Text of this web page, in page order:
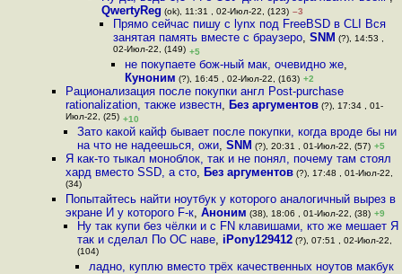
QwertyReg (ok), 11:31 , 02-Июл-22, (123) –3
Прямо сейчас пишу с lynx под FreeBSD в CLI Вся
занятая память вместе с браузеро, SNM (?), 14:53 ,
02-Июл-22, (149) +5
не покупаете бож-ный мак, очевидно же,
Куноним (?), 16:45 , 02-Июл-22, (163) +2
Рационализация после покупки англ Post-purchase
rationalization, также известн, Без аргументов(?), 17:34 , 01-
Июл-22, (25) +10
Зато какой кайф бывает после покупки, когда вроде бы ни
на что не надеешься, ожи, SNM (?), 20:31 , 01-Июл-22, (57) +5
Я как-то тыкал моноблок, так и не понял, почему там стоял
хард вместо SSD, а сто, Без аргументов(?), 17:48 , 01-Июл-22,
(34)
Попытайтесь найти ноутбук у которого аналогичный вырез в
экране И у которого F-к, Аноним (38), 18:06 , 01-Июл-22, (38) +9
Ну так купи без чёлки и с FN клавишами, кто же мешает Я
так и сделал По ОС наве, iPony129412(?), 07:51 , 02-Июл-22,
(104)
ладно, куплю вместо трёх качественных ноутов макбук